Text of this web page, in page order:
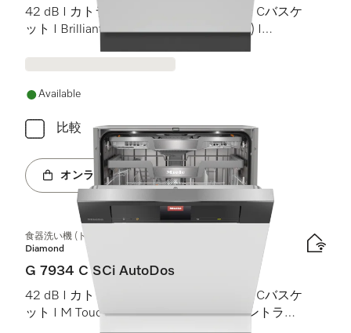
42 dB I カトラリートレイ I MaxiComfort Cバスケ
ット I BrilliantLight (ブリリアントライト) I
Available
比較
オンラインショップへ
食器洗い機 (ドア材取付専用タイプ)
Diamond
G 7934 C SCi AutoDos
42 dB I カトラリートレイ I MaxiComfort Cバスケ
ット I M Touch I BrilliantLight (ブリリアントライ